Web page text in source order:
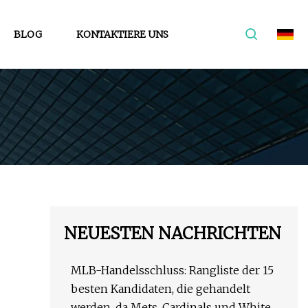
BLOG KONTAKTIERE UNS
NEUESTEN NACHRICHTEN
MLB-Handelsschluss: Rangliste der 15
besten Kandidaten, die gehandelt